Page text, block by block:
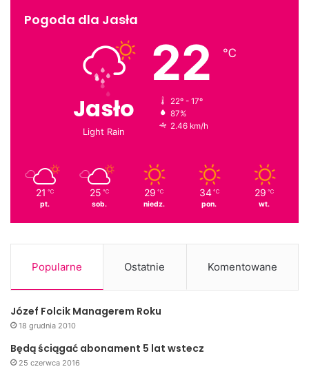
Rezerwacja 0-13 49 277 67
MENU
SAKIEWKI Z RYŻEM I ZESTAW SURÓWEK
Pogoda dla Jasła
Jasło
Light Rain
22 ℃
22º - 17º
87%
2.46 km/h
21 ℃
pt.
25 ℃
sob.
29 ℃
niedz.
34 ℃
pon.
29 ℃
wt.
Popularne Ostatnie Komentowane
Józef Folcik Managerem Roku
18 grudnia 2010
Będą ściągać abonament 5 lat wstecz
25 czerwca 2016